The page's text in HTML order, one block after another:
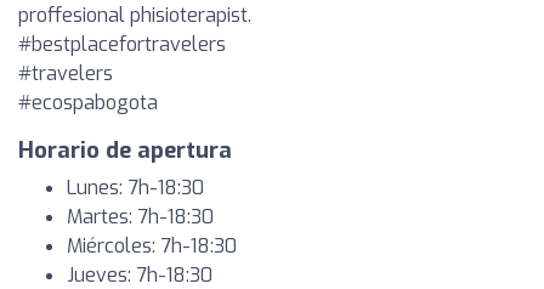
proffesional phisioterapist.
#bestplacefortravelers
#travelers
#ecospabogota
Horario de apertura
Lunes: 7h-18:30
Martes: 7h-18:30
Miércoles: 7h-18:30
Jueves: 7h-18:30